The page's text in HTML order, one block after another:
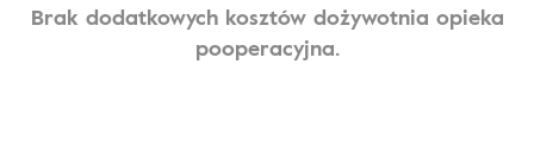
Brak dodatkowych kosztów dożywotnia opieka
pooperacyjna.